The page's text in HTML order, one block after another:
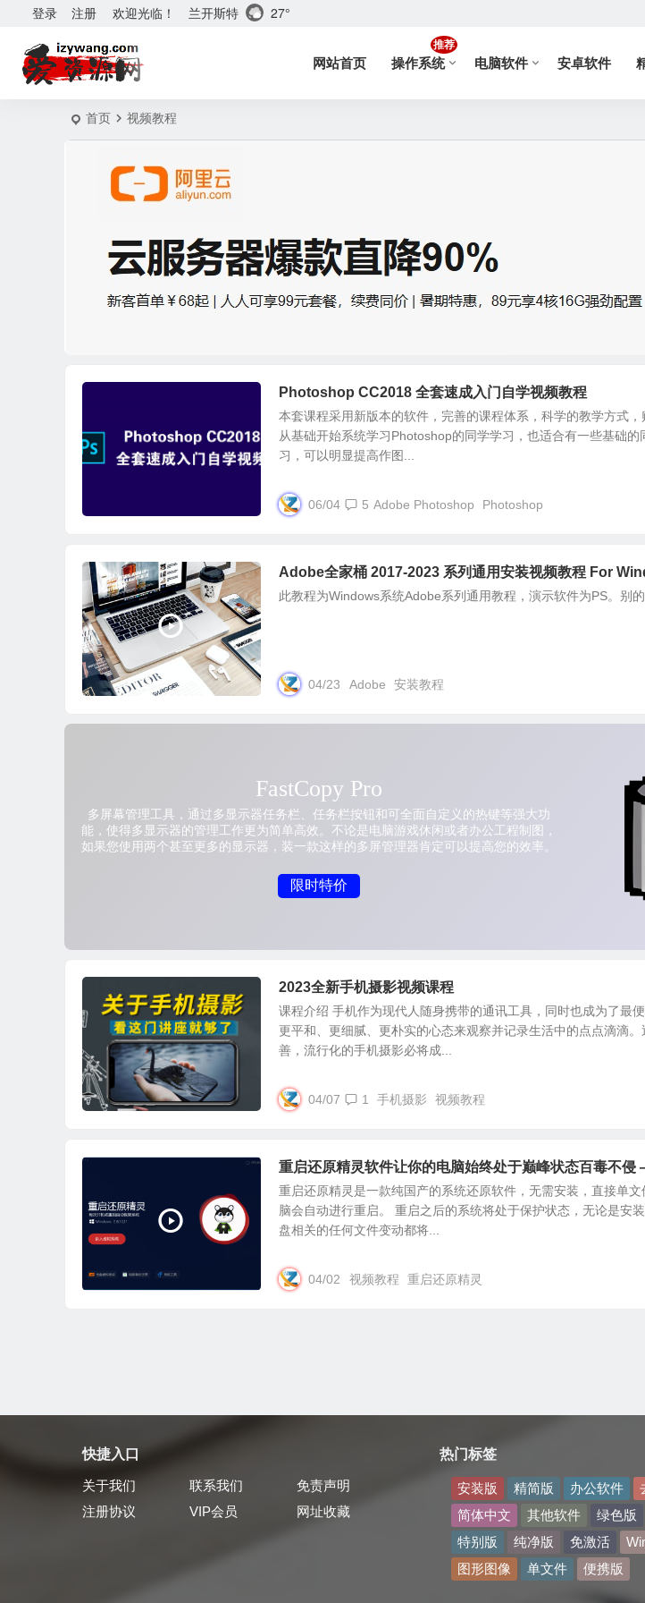
欢迎光临！
登录 注册 兰开斯特 27°
网站首页 操作系统
推荐
电脑软件 安卓软件
首页 视频教程
Photoshop CC2018 全套速成入门自学视频教程
本套课程采用新版本的软件，完善的课程体系，科学的教学方式
从基础开始系统学习Photoshop的同学学习，也适合有一些基础
习，可以明显提高作图...
06/04 5 Adobe Photoshop Photoshop
Adobe全家桶 2017-2023 系列通用安装视频教程 For
此教程为Windows系统Adobe系列通用教程，演示软件为PS。别
04/23 Adobe 安装教程
2023全新手机摄影视频课程
课程介绍 手机作为现代人随身携带的通讯工具，同时也成为了最
更平和、更细腻、更朴实的心态来观察并记录生活中的点点滴滴
善，流行化的手机摄影必将成...
04/07 1 手机摄影 视频教程
重启还原精灵软件让你的电脑始终处于巅峰状态百毒不
重启还原精灵是一款纯国产的系统还原软件，无需安装，直接单
脑会自动进行重启。 重启之后的系统将处于保护状态，无论是安
盘相关的任何文件变动都将...
04/02 视频教程 重启还原精灵
快捷入口
关于我们 联系我们
免责声明
注册协议
VIP会员 网址收藏
热门标签
安装版 精简版 办公软件
简体中文
其他软件 绿色版
特别版
纯净版 免激活
图形图像
单文件 便携版